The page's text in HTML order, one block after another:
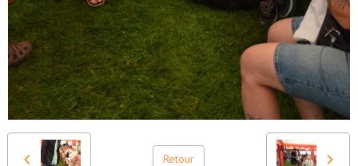
Retour